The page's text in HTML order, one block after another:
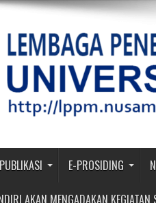
PUBLIKASI E-PROSIDING